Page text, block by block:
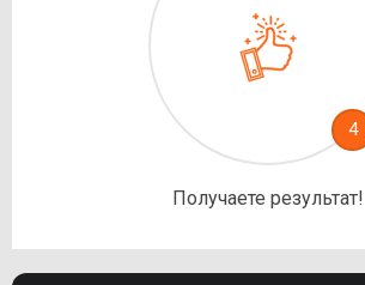
4
Получаете результат!